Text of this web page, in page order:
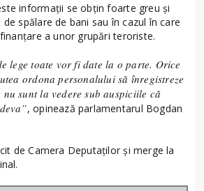
informaţii se obţin foarte greu şi
spălare de bani sau în cazul în care
a unor grupări teroriste.
lege toate vor fi date la o parte. Orice
ordona personalului să înregistreze
nu sunt la vedere sub auspiciile că
, opinează parlamentarul Bogdan
de Camera Deputaţilor şi merge la